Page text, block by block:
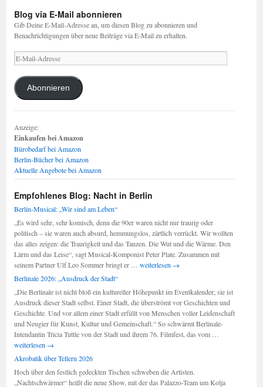
Blog via E-Mail abonnieren
Gib Deine E-Mail-Adresse an, um diesen Blog zu abonnieren und
Benachrichtigungen über neue Beiträge via E-Mail zu erhalten.
E-
Mail-
Adresse
Abonnieren
Anzeige:
Einkaufen bei Amazon
Bürobedarf bei Amazon
Berlin-Bücher bei Amazon
Aktuelle Angebote bei Amazon
Empfohlenes Blog: Nacht in Berlin
Berlin-Musical: „Wir sind am Leben“
„Es wird sehr, sehr komisch, denn die 90er waren nicht nur traurig oder
politisch – sie waren auch absurd, hemmungslos, zärtlich verrückt. Wir wollten
das alles zeigen: die Traurigkeit und das Tanzen. Die Wut und die Wärme. Den
Lärm und das Leise“, sagt Musical-Komponist Peter Plate. Zusammen mit
seinem Partner Ulf Leo Sommer bringt er … Berlin-
sind
am
Leben“
weiterlesen →
Berlinale 2026: „Ausdruck der Stadt“
„Die Berlinale ist nicht bloß ein kultureller Höhepunkt im Eventkalender; sie ist
Ausdruck dieser Stadt selbst. Einer Stadt, die überströmt vor Geschichten und
Geschichte. Und vor allem einer Stadt erfüllt von Menschen voller Leidenschaft
und Neugier für Kunst, Kultur und Gemeinschaft.“ So schwärmt Berlinale-
Intendantin Tricia Tuttle von der Stadt und ihrem 76. Filmfest, das vom …
weiterlesen →
Akrobatik über Tellern 2026
Hoch über den festlich gedeckten Tischen schweben die Artisten.
„Nachtschwärmer“ heißt die neue Show, mit der das Palazzo-Team um Kolja